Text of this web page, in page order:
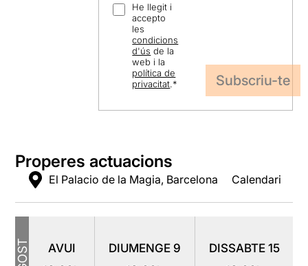
He llegit i
accepto
les
condicions
d'ús de la
web i la
política de
privacitat.*
Properes actuacions
El Palacio de la Magia, Barcelona Calendari
AVUI DIUMENGE 9 DISSABTE15